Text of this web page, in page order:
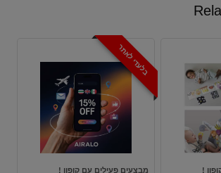
!
בלעדי לאתר
מבצעים פעילים עם קופון !